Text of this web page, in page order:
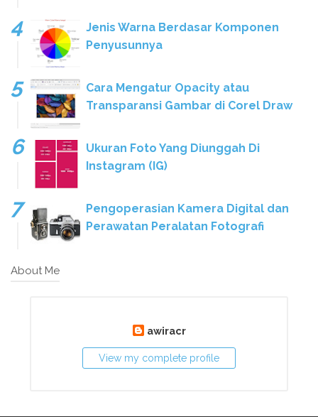
Jenis Warna Berdasar Komponen
Penyusunnya
Cara Mengatur Opacity atau
Transparansi Gambar di Corel Draw
Ukuran Foto Yang Diunggah Di
Instagram (IG)
Pengoperasian Kamera Digital dan
Perawatan Peralatan Fotografi
About Me
awiracr
View my complete profile